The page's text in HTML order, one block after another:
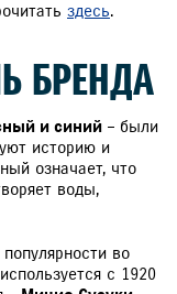
здесь.
БРЕНДА
и синий – были
историю и
означает, что
воды,
во
с 1920